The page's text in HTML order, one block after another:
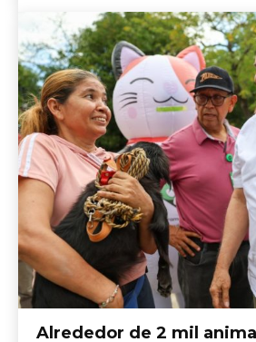
Alrededor de 2 mil